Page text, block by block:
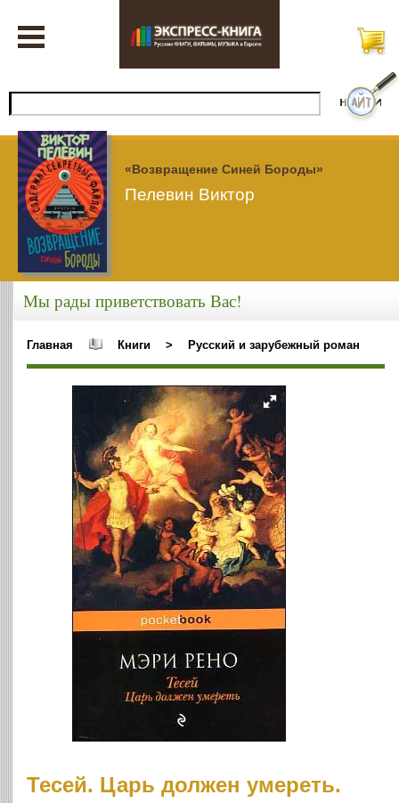
«Возвращение Синей Бороды»
Пелевин Виктор
Мы рады приветствовать Вас!
Главная Книги > Русский и зарубежный роман
Тесей. Царь должен умереть.